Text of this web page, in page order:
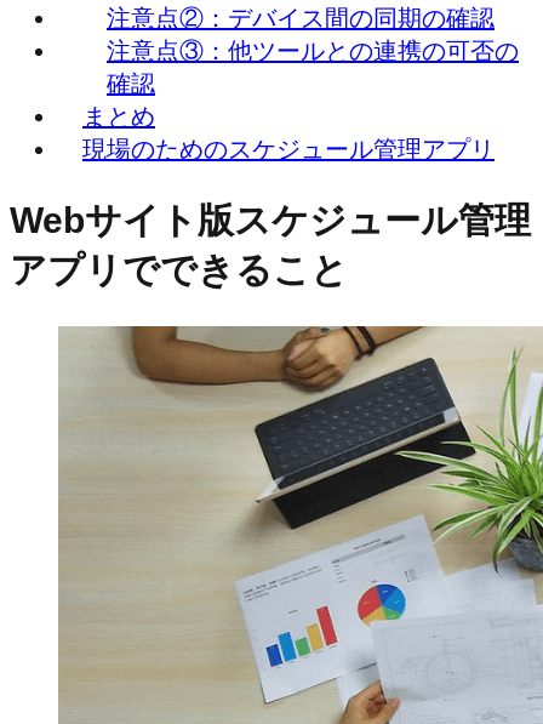
注意点②：デバイス間の同期の確認
注意点③：他ツールとの連携の可否の
確認
まとめ
現場のためのスケジュール管理アプリ
Webサイト版スケジュール管理
アプリでできること